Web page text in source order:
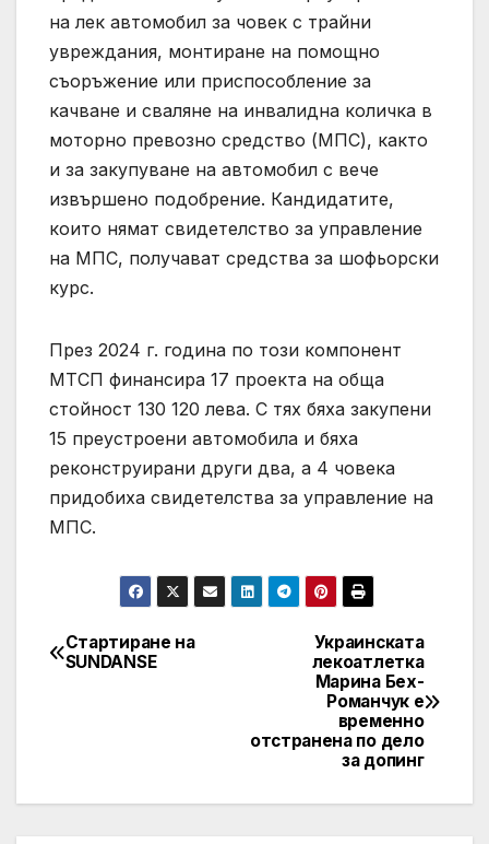
на лек автомобил за човек с трайни
увреждания, монтиране на помощно
съоръжение или приспособление за
качване и сваляне на инвалидна количка в
моторно превозно средство (МПС), както
и за закупуване на автомобил с вече
извършено подобрение. Кандидатите,
които нямат свидетелство за управление
на МПС, получават средства за шофьорски
курс.
През 2024 г. година по този компонент
МТСП финансира 17 проекта на обща
стойност 130 120 лева. С тях бяха закупени
15 преустроени автомобила и бяха
реконструирани други два, а 4 човека
придобиха свидетелства за управление на
МПС.
Post
Украинската
лекоатлетка
Марина Бех-
Романчук е
временно
отстранена по дело
за допинг
Стартиране на
SUNDANSE